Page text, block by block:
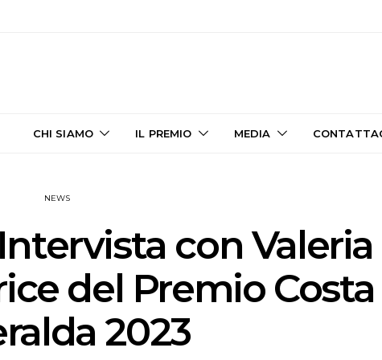
CHI SIAMO IL PREMIO MEDIA
NEWS
con Valeria
del Premio Costa
2023